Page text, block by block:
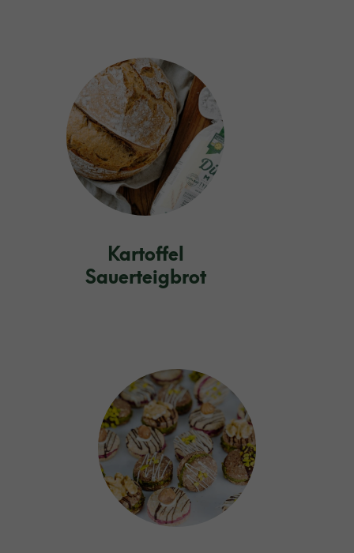
Kartoffel
Sauerteigbrot